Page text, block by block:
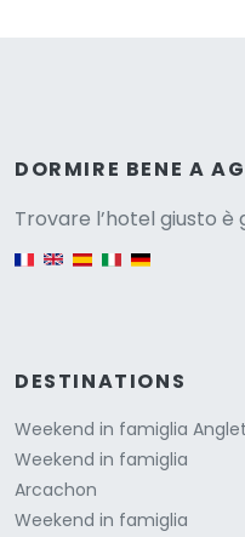
DORMIRE BENE A
Trovare l’hotel giusto è
DESTINATIONS
Weekend in famiglia Anglet
Weekend in famiglia
Arcachon
Weekend in famiglia